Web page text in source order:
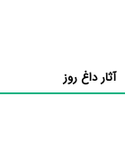
آثار داغ روز